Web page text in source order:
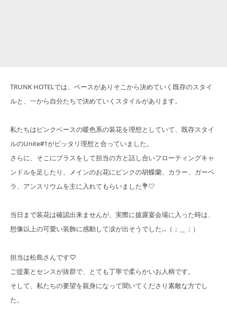
TRUNK HOTELでは、ベースがありそこから決めていく既存のスタイ
ルと、一から自分たちで決めていくスタイルがあります。
私たちはピンクベースの暖色系の装花を理想としていて、既存スタイ
ルのUnite#1がピッタリ理想と合っていました。
さらに、そこにプラスをして担当の方と話し合いフローティングキャ
ンドルを足したり、メインのお花にピンクの胡蝶蘭、カラー、ガーベ
ラ、アンスリウムを主に入れてもらいました💐🤍
当日まで装花は確認出来ませんが、実際に披露宴会場に入った時は、
想像以上の可愛い装飾に感動して涙が出そうでした...（；＿；）
担当は松島さんです♡
ご提案とセンスが抜群で、とても丁寧で柔らかいお人柄です。
そして、私たちの要望を親身になって聞いてくださり素敵な方でし
た。